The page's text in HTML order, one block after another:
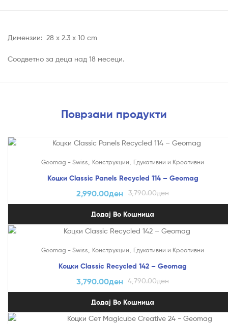
Димензии: 28 х 2.3 х 10 cm
Соодветно за деца над 18 месеци.
Поврзани продукти
Geomag - Swiss Конструкции Едукативни и Креативни
Коцки Classic Panels Recycled 114 – Geomag
3,790.00ден
2,990.00ден
Додај Во Кошница
Geomag - Swiss Конструкции Едукативни и Креативни
Коцки Classic Recycled 142 – Geomag
4,790.00ден
3,790.00ден
Додај Во Кошница